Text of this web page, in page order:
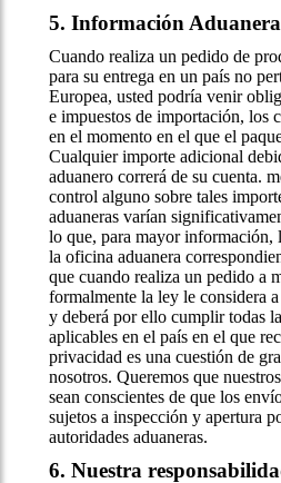
5. Información Aduanera
Cuando realiza un pedido de
para su entrega en un país no
Europea, usted podría venir
e impuestos de importación, los
en el momento en el que el
Cualquier importe adicional
aduanero correrá de su cuenta.
control alguno sobre tales
aduaneras varían
lo que, para mayor información,
la oficina aduanera
que cuando realiza un pedido a
formalmente la ley le considera
y deberá por ello cumplir todas
aplicables en el país en el que
privacidad es una cuestión de
nosotros. Queremos que
sean conscientes de que los
sujetos a inspección y apertura
autoridades aduaneras.
6. Nuestra